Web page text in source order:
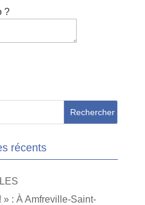
?
récents
» : À Amfreville-Saint-